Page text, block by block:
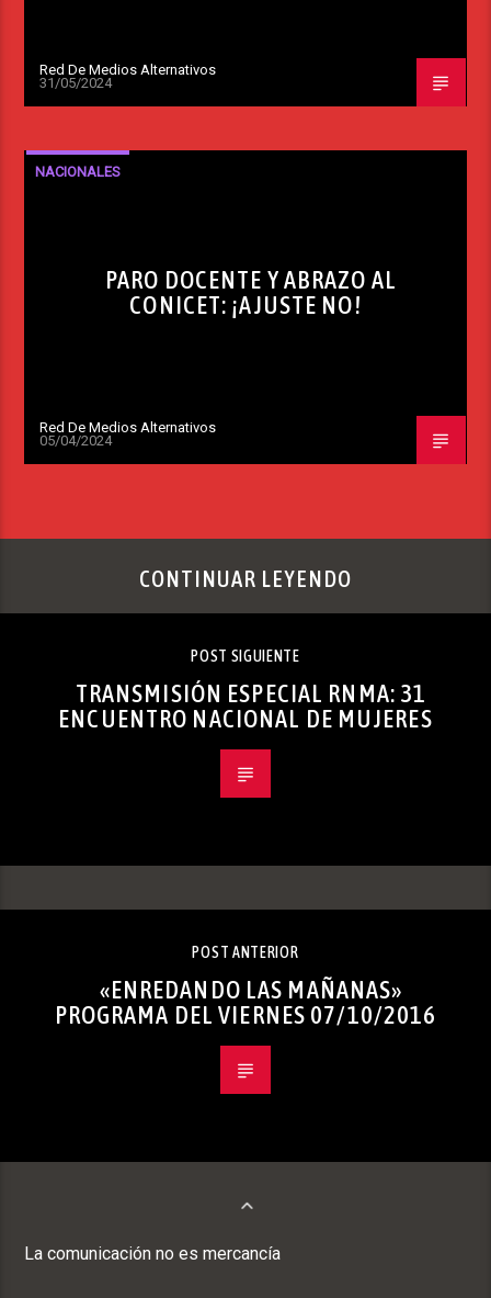
Red De Medios Alternativos
31/05/2024
NACIONALES
PARO DOCENTE Y ABRAZO AL
CONICET: ¡AJUSTE NO!
Red De Medios Alternativos
05/04/2024
CONTINUAR LEYENDO
POST SIGUIENTE
TRANSMISIÓN ESPECIAL RNMA: 31
ENCUENTRO NACIONAL DE MUJERES
POST ANTERIOR
«ENREDANDO LAS MAÑANAS»
PROGRAMA DEL VIERNES 07/10/2016
La comunicación no es mercancía